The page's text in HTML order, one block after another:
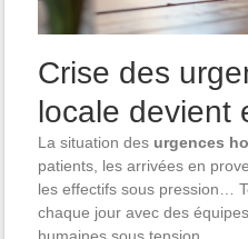
Crise des
locale devient
La situation des urgences
patients, les arrivées en
les effectifs sous pression…
chaque jour avec des